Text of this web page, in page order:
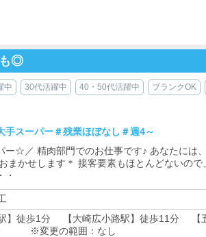
も◎
中 30代活躍中 40・50代活躍中 ブランクOK
手スーパー＃残業ほぼなし＃週4～
ー☆／ 精肉部門でのお仕事です♪ あなたには
まかせします＊ 接客要素もほとんどないので
・
駅】徒歩1分 【大崎広小路駅】徒歩11分 【
※変更の範囲：なし